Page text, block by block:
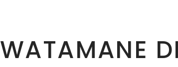
WATAMANE